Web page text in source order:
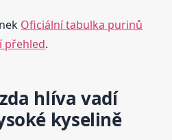
Oficiální tabulka purinů
přehled.
hlíva vadí
kyselině